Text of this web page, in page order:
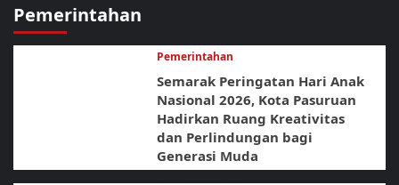
Pemerintahan
Pemerintahan
Semarak Peringatan Hari Anak
Nasional 2026, Kota Pasuruan
Hadirkan Ruang Kreativitas
dan Perlindungan bagi
Generasi Muda